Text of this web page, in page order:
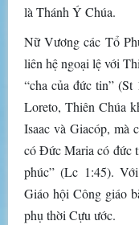
là Thánh Ý Chúa.
Nữ Vương các Tổ
liên hệ ngoại lệ với
“cha của đức tin”
Loreto, Thiên Chúa
Isaac và Giacóp, mà
có Đức Maria có đức
phúc” (Lc 1:45).
Giáo hội Công giáo
phụ thời Cựu ước.